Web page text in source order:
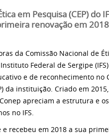
em Pesquisa (CEP) do
renovação em 2018
da Comissão Nacional de
Federal de Sergipe
e de reconhecimento no
da instituição. Criado em
apreciam a estrutura e
no IFS.
recebeu em 2018 a sua